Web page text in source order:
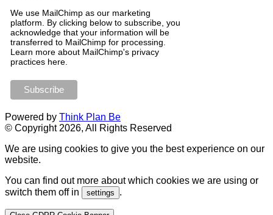
We use MailChimp as our marketing
platform
By clicking below to subscribe you
acknowledge that your information will be
transferred to MailChimp for processing
Learn more about MailChimp's privacy
practices here
Powered by Think Plan Be
© Copyright 2026, All Rights Reserved
We are using cookies to give you the best experience on our
website.
You can find out more about which cookies we are using or
switch them off in
settings .